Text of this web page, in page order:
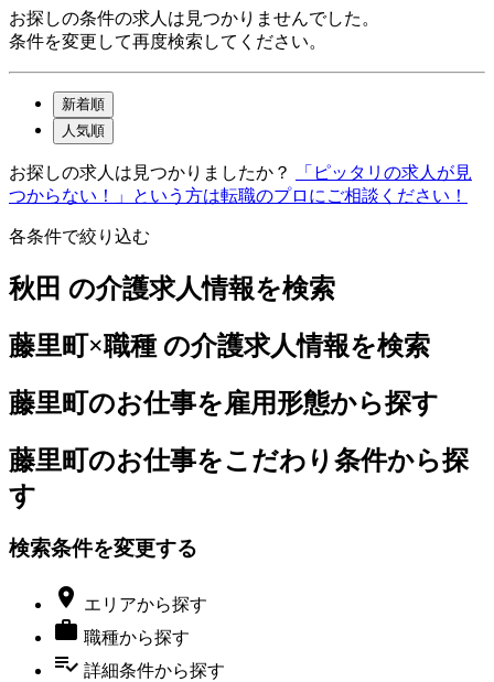
お探しの条件の求人は見つかりませんでした。
条件を変更して再度検索してください。
新着順
人気順
お探しの求人は見つかりましたか？
「ピッタリの求人が見
つからない！」という方は転職のプロにご相談ください！
各条件で絞り込む
秋田 の介護求人情報を検索
藤里町×職種 の介護求人情報を検索
藤里町のお仕事を雇用形態から探す
藤里町のお仕事をこだわり条件から探
す
検索条件を変更する
 エリアから探す
 職種から探す
playlist_add_check 詳細条件から探す